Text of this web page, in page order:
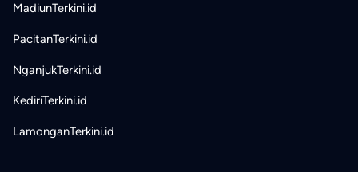
MadiunTerkini.id
PacitanTerkini.id
NganjukTerkini.id
KediriTerkini.id
LamonganTerkini.id